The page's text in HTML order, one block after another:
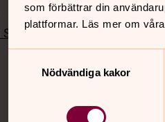
som förbättrar din
plattformar. Läs mer om
Nödvändiga kakor